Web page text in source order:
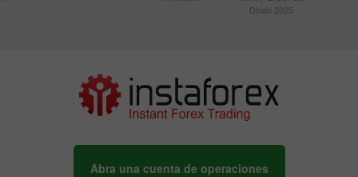
Dhabi 2025
Abra una cuenta de operaciones